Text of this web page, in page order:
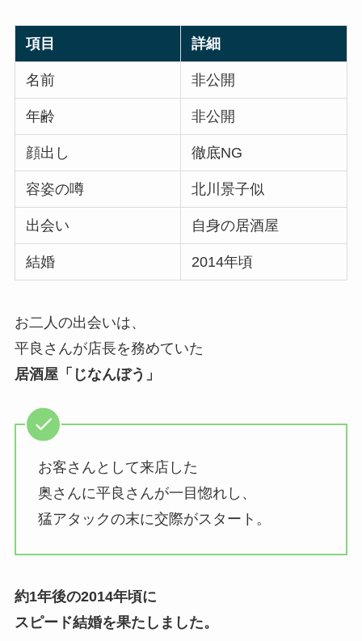
項目 詳細
名前 非公開
年齢 非公開
顔出し 徹底NG
容姿の噂 北川景子似
出会い 自身の居酒屋
結婚 2014年頃
お二人の出会いは、
平良さんが店長を務めていた
居酒屋「じなんぼう」
お客さんとして来店した
奥さんに平良さんが一目惚れし、
猛アタックの末に交際がスタート。
約1年後の2014年頃に
スピード結婚を果たしました。